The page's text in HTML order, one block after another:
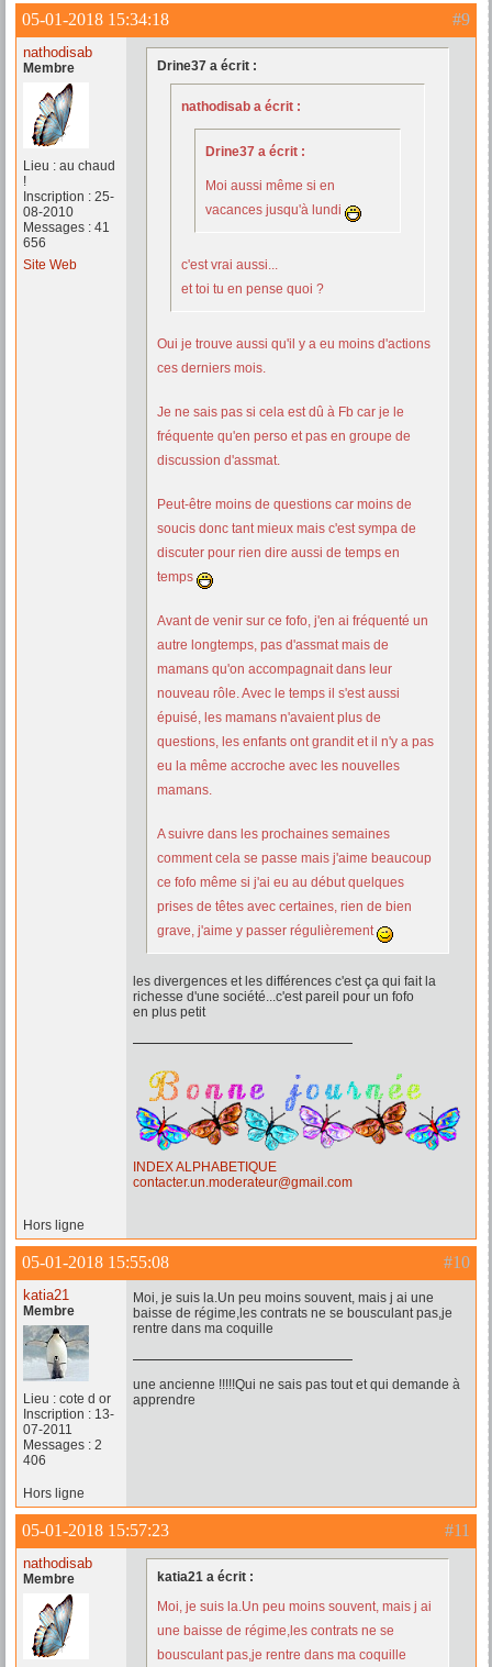
#9
05-01-2018 15:34:18
nathodisab
Membre
Lieu : au chaud
!
Inscription : 25-
08-2010
Messages : 41
656
Site Web
Drine37 a écrit :
nathodisab a écrit :
Drine37 a écrit :
Moi aussi même si en
vacances jusqu'à lundi
c'est vrai aussi...
et toi tu en pense quoi ?
Oui je trouve aussi qu'il y a eu moins d'actions
ces derniers mois.
Je ne sais pas si cela est dû à Fb car je le
fréquente qu'en perso et pas en groupe de
discussion d'assmat.
Peut-être moins de questions car moins de
soucis donc tant mieux mais c'est sympa de
discuter pour rien dire aussi de temps en
temps
Avant de venir sur ce fofo, j'en ai fréquenté un
autre longtemps, pas d'assmat mais de
mamans qu'on accompagnait dans leur
nouveau rôle. Avec le temps il s'est aussi
épuisé, les mamans n'avaient plus de
questions, les enfants ont grandit et il n'y a pas
eu la même accroche avec les nouvelles
mamans.
A suivre dans les prochaines semaines
comment cela se passe mais j'aime beaucoup
ce fofo même si j'ai eu au début quelques
prises de têtes avec certaines, rien de bien
grave, j'aime y passer régulièrement
les divergences et les différences c'est ça qui fait la
richesse d'une société...c'est pareil pour un fofo
en plus petit
INDEX ALPHABETIQUE
contacter.un.moderateur@gmail.com
Hors ligne
#10
05-01-2018 15:55:08
katia21
Membre
Lieu : cote d or
Inscription : 13-
07-2011
Messages : 2
406
Moi, je suis la.Un peu moins souvent, mais j ai une
baisse de régime,les contrats ne se bousculant pas,je
rentre dans ma coquille
une ancienne !!!!!Qui ne sais pas tout et qui demande à
apprendre
Hors ligne
#11
05-01-2018 15:57:23
nathodisab
Membre
katia21 a écrit :
Moi, je suis la.Un peu moins souvent, mais j ai
une baisse de régime,les contrats ne se
bousculant pas,je rentre dans ma coquille